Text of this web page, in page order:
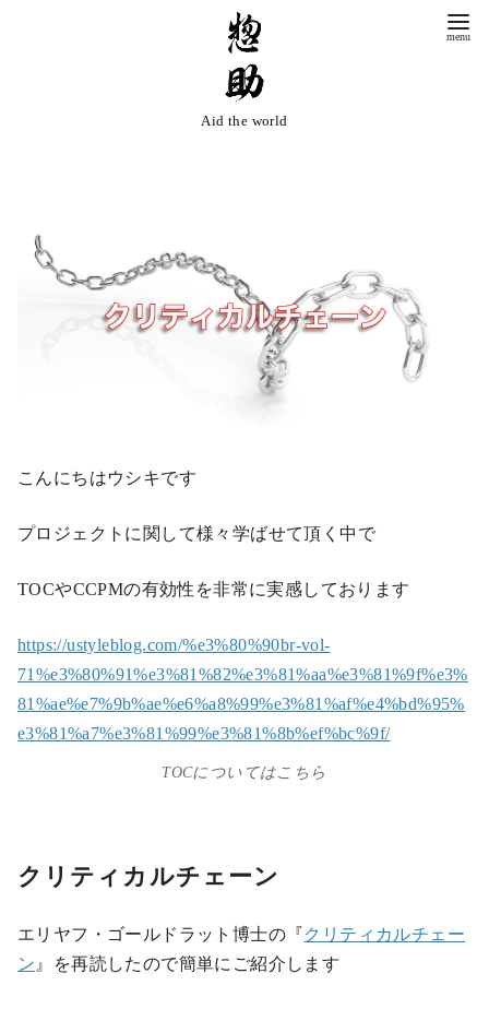
Aid the world
こんにちはウシキです
プロジェクトに関して様々学ばせて頂く中で
TOCやCCPMの有効性を非常に実感しております
https://ustyleblog.com/%e3%80%90br-vol-
71%e3%80%91%e3%81%82%e3%81%aa%e3%81%9f%e3%
81%ae%e7%9b%ae%e6%a8%99%e3%81%af%e4%bd%95%
e3%81%a7%e3%81%99%e3%81%8b%ef%bc%9f/
TOCについてはこちら
クリティカルチェーン
エリヤフ・ゴールドラット博士の『クリティカルチェー
ン 』を再読したので簡単にご紹介します